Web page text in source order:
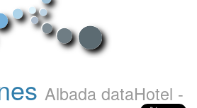
Albada dataHotel -